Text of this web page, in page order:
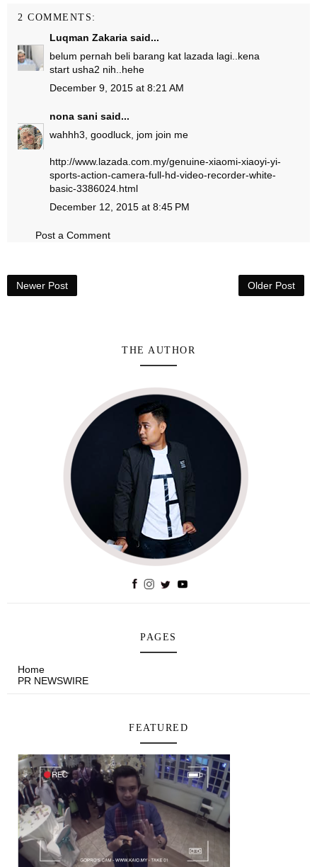
2 COMMENTS:
Luqman Zakaria said...
belum pernah beli barang kat lazada lagi..kena
start usha2 nih..hehe
December 9, 2015 at 8:21 AM
nona sani said...
wahhh3, goodluck, jom join me
http://www.lazada.com.my/genuine-xiaomi-xiaoyi-yi-
sports-action-camera-full-hd-video-recorder-white-
basic-3386024.html
December 12, 2015 at 8:45 PM
Post a Comment
Newer Post Older Post
THE AUTHOR
PAGES
Home
PR NEWSWIRE
FEATURED